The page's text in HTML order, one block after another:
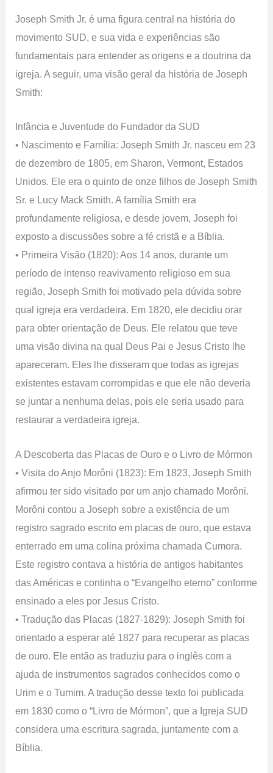
Joseph Smith Jr. é uma figura central na história do
movimento SUD, e sua vida e experiências são
fundamentais para entender as origens e a doutrina da
igreja. A seguir, uma visão geral da história de Joseph
Smith:
Infância e Juventude do Fundador da SUD
• Nascimento e Família: Joseph Smith Jr. nasceu em 23
de dezembro de 1805, em Sharon, Vermont, Estados
Unidos. Ele era o quinto de onze filhos de Joseph Smith
Sr. e Lucy Mack Smith. A família Smith era
profundamente religiosa, e desde jovem, Joseph foi
exposto a discussões sobre a fé cristã e a Bíblia.
• Primeira Visão (1820): Aos 14 anos, durante um
período de intenso reavivamento religioso em sua
região, Joseph Smith foi motivado pela dúvida sobre
qual igreja era verdadeira. Em 1820, ele decidiu orar
para obter orientação de Deus. Ele relatou que teve
uma visão divina na qual Deus Pai e Jesus Cristo lhe
apareceram. Eles lhe disseram que todas as igrejas
existentes estavam corrompidas e que ele não deveria
se juntar a nenhuma delas, pois ele seria usado para
restaurar a verdadeira igreja.
A Descoberta das Placas de Ouro e o Livro de Mórmon
• Visita do Anjo Morôni (1823): Em 1823, Joseph Smith
afirmou ter sido visitado por um anjo chamado Morôni.
Morôni contou a Joseph sobre a existência de um
registro sagrado escrito em placas de ouro, que estava
enterrado em uma colina próxima chamada Cumora.
Este registro contava a história de antigos habitantes
das Américas e continha o “Evangelho eterno” conforme
ensinado a eles por Jesus Cristo.
• Tradução das Placas (1827-1829): Joseph Smith foi
orientado a esperar até 1827 para recuperar as placas
de ouro. Ele então as traduziu para o inglês com a
ajuda de instrumentos sagrados conhecidos como o
Urim e o Tumim. A tradução desse texto foi publicada
em 1830 como o “Livro de Mórmon”, que a Igreja SUD
considera uma escritura sagrada, juntamente com a
Bíblia.